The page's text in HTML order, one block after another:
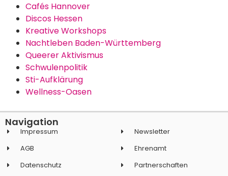
Cafés Hannover
Discos Hessen
Kreative Workshops
Nachtleben Baden-Württemberg
Queerer Aktivismus
Schwulenpolitik
Sti-Aufklärung
Wellness-Oasen
Navigation
Impressum
AGB
Datenschutz
Newsletter
Ehrenamt
Partnerschaften